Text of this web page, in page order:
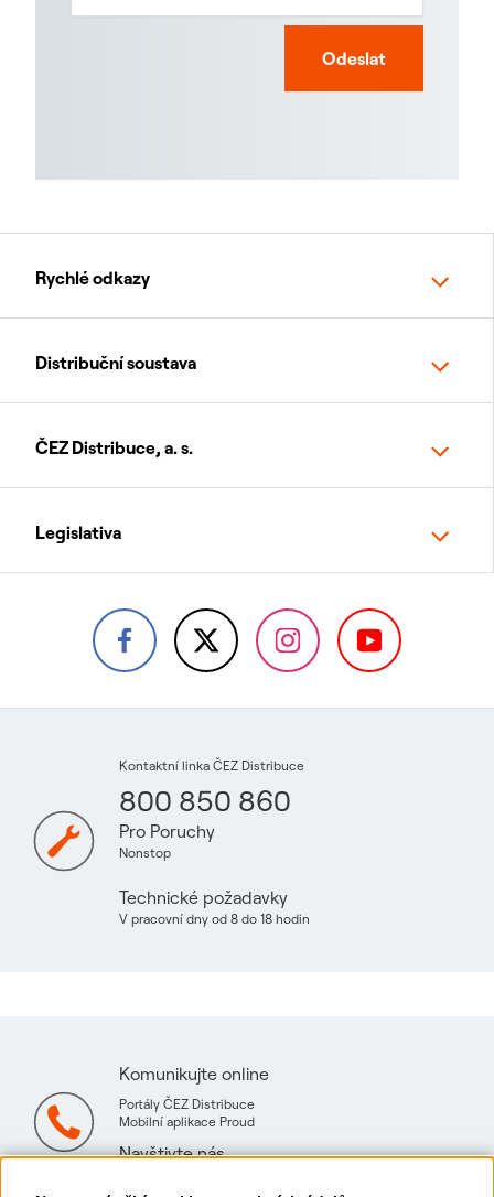
Odeslat
Rychlé odkazy
Distribuční soustava
ČEZ Distribuce, a. s.
Legislativa
Kontaktní linka ČEZ Distribuce
800 850 860
Pro Poruchy
Nonstop
Technické požadavky
V pracovní dny od 8 do 18 hodin
Komunikujte online
Portály ČEZ Distribuce
Mobilní aplikace Proud
Navštivte nás